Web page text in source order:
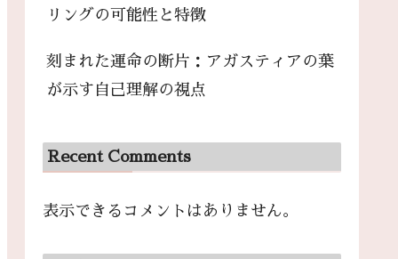
リングの可能性と特徴
刻まれた運命の断片：アガスティアの葉
が示す自己理解の視点
Recent Comments
表示できるコメントはありません。